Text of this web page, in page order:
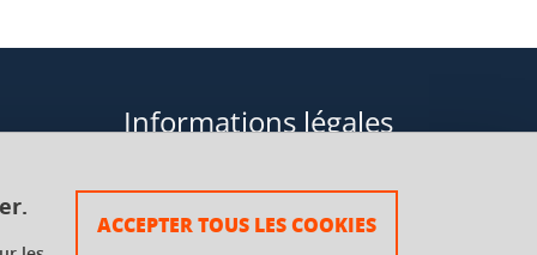
ACCEPTER TOUS LES COOKIES
Informations légales
Plan du site